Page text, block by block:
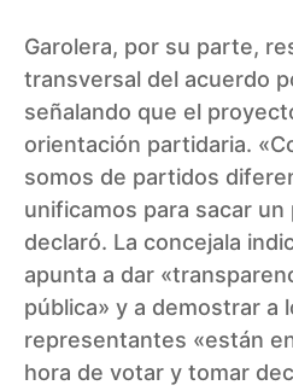
Garolera, por su parte,
transversal del acuerdo
señalando que el
orientación partidaria.
somos de partidos
unificamos para sacar
declaró. La concejala
apunta a dar
pública» y a demostrar a
representantes «están
hora de votar y tomar